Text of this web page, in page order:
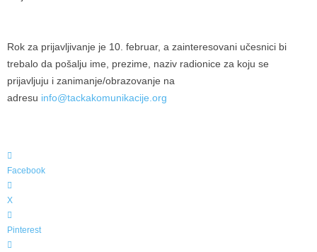
Rok za prijavljivanje je 10. februar, a zainteresovani učesnici bi
trebalo da pošalju ime, prezime, naziv radionice za koju se
prijavljuju i zanimanje/obrazovanje na
adresu info@tackakomunikacije.org
Facebook
X
Pinterest